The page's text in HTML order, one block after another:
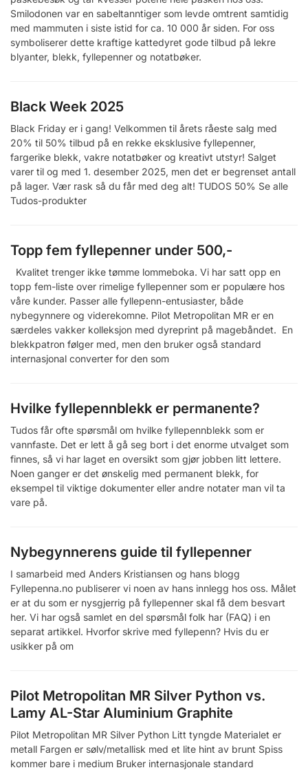
Smilodonen var en sabeltanntiger som levde omtrent samtidig
med mammuten i siste istid for ca. 10 000 år siden. For oss
symboliserer dette kraftige kattedyret gode tilbud på lekre
blyanter, blekk, fyllepenner og notatbøker.
Black Week 2025
Black Friday er i gang! Velkommen til årets råeste salg med
20% til 50% tilbud på en rekke eksklusive fyllepenner,
fargerike blekk, vakre notatbøker og kreativt utstyr! Salget
varer til og med 1. desember 2025, men det er begrenset antall
på lager. Vær rask så du får med deg alt! TUDOS 50% Se alle
Tudos-produkter
Topp fem fyllepenner under 500,-
Kvalitet trenger ikke tømme lommeboka. Vi har satt opp en
topp fem-liste over rimelige fyllepenner som er populære hos
våre kunder. Passer alle fyllepenn-entusiaster, både
nybegynnere og viderekomne. Pilot Metropolitan MR er en
særdeles vakker kolleksjon med dyreprint på magebåndet. En
blekkpatron følger med, men den bruker også standard
internasjonal converter for den som
Hvilke fyllepennblekk er permanente?
Tudos får ofte spørsmål om hvilke fyllepennblekk som er
vannfaste. Det er lett å gå seg bort i det enorme utvalget som
finnes, så vi har laget en oversikt som gjør jobben litt lettere.
Noen ganger er det ønskelig med permanent blekk, for
eksempel til viktige dokumenter eller andre notater man vil ta
vare på.
Nybegynnerens guide til fyllepenner
I samarbeid med Anders Kristiansen og hans blogg
Fyllepenna.no publiserer vi noen av hans innlegg hos oss. Målet
er at du som er nysgjerrig på fyllepenner skal få dem besvart
her. Vi har også samlet en del spørsmål folk har (FAQ) i en
separat artikkel. Hvorfor skrive med fyllepenn? Hvis du er
usikker på om
Pilot Metropolitan MR Silver Python vs.
Lamy AL-Star Aluminium Graphite
Pilot Metropolitan MR Silver Python Litt tyngde Materialet er
metall Fargen er sølv/metallisk med et lite hint av brunt Spiss
kommer bare i medium Bruker internasjonale standard